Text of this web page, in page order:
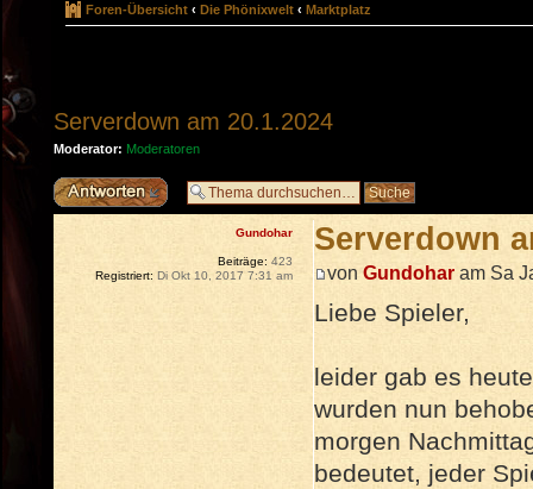
Foren-Übersicht ‹ Die Phönixwelt ‹ Marktplatz
Serverdown am 20.1.2024
Moderator: Moderatoren
Antwort erstellen
Serverdown
von Gundoharam Sa
Liebe Spieler,
leider gab es
wurden nun
morgen
bedeutet, jeder
Gundohar
Beiträge: 423
Registriert: Di Okt 10, 2017 7:31 am